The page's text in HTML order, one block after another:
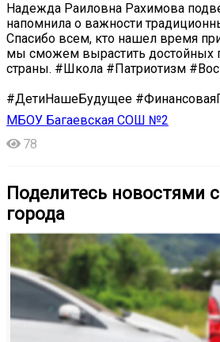
Надежда Раиловна Рахимова
напомнила о важности
Спасибо всем, кто нашел время
мы сможем вырастить достойных
страны. #Школа #Патриотизм
#ДетиНашеБудущее
МБОУ Багаевская СОШ №2
78
Поделитесь новостями
города